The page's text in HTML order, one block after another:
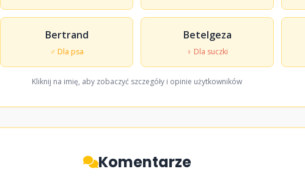
Bertrand
♂ Dla psa
Betelgeza
♀ Dla suczki
Kliknij na imię, aby zobaczyć szczegóły i opinie użytkowników
Komentarze